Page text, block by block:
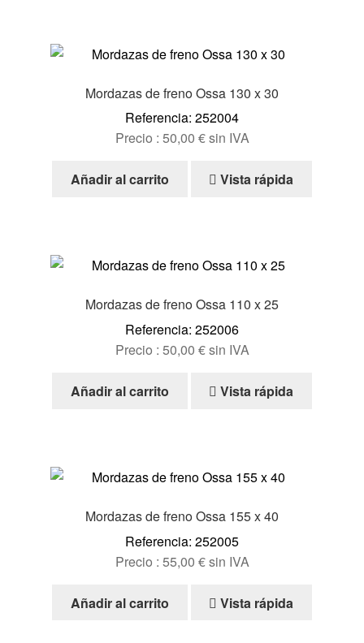
Mordazas de freno Ossa 130 x 30
Referencia: 252004
Precio : 50,00 €sin IVA
Añadir al carrito Vista rápida
Mordazas de freno Ossa 110 x 25
Referencia: 252006
Precio : 50,00 €sin IVA
Añadir al carrito Vista rápida
Mordazas de freno Ossa 155 x 40
Referencia: 252005
Precio : 55,00 €sin IVA
Añadir al carrito Vista rápida